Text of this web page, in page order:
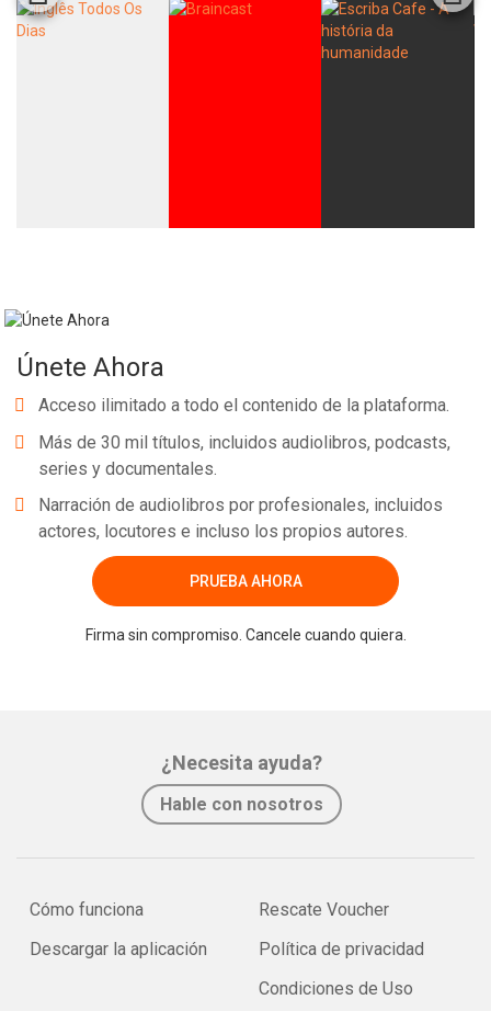
Únete Ahora
Acceso ilimitado a todo el contenido de la plataforma.
Más de 30 mil títulos, incluidos audiolibros, podcasts,
series y documentales.
Narración de audiolibros por profesionales, incluidos
actores, locutores e incluso los propios autores.
PRUEBA AHORA
Firma sin compromiso. Cancele cuando quiera.
¿Necesita ayuda?
Hable con nosotros
Cómo funciona
Descargar la aplicación
Rescate Voucher
Política de privacidad
Condiciones de Uso